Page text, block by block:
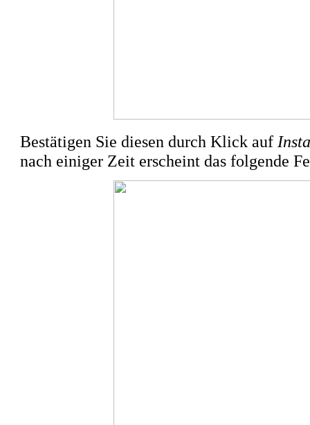
Bestätigen Sie diesen durch Klick auf
nach einiger Zeit erscheint das folgende